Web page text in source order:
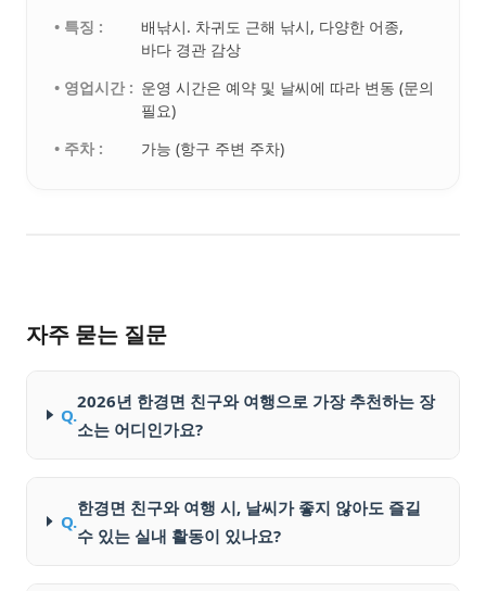
• 특징 :
배낚시. 차귀도 근해 낚시, 다양한 어종,
바다 경관 감상
• 영업시간 : 운영 시간은 예약 및 날씨에 따라 변동 (문의
필요)
• 주차 :
가능 (항구 주변 주차)
자주 묻는 질문
Q.
2026년 한경면 친구와 여행으로 가장 추천하는 장
소는 어디인가요?
Q.
한경면 친구와 여행 시, 날씨가 좋지 않아도 즐길
수 있는 실내 활동이 있나요?